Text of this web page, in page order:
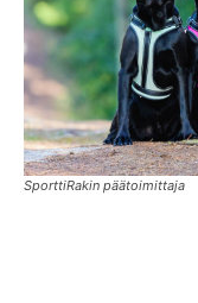
SporttiRakin päätoimittaja